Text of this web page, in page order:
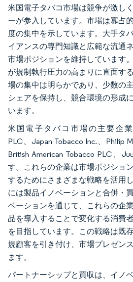
米国電子タバコ市場は競争が激し
ーが参入しています。市場は寡占
度の集中を示しています。大手タ
イアンスの専門知識と広範な流通
市場ポジションを維持しています
が規制執行圧力の高まりに直面す
場の集中は明らかであり、少数の
シェアを保持し、競合環境の形成
います。
米国電子タバコ市場の主要企業
PLC、Japan Tobacco Inc.、Philip
British American Tobacco PLC、
す。これらの企業は市場ポジショ
するためにさまざまな戦略を活用
には製品イノベーションと合併・
ベーションを通じて、これらの企
品を導入することで変化する消費
を目指しています。この戦略は既
規顧客を引き付け、市場プレゼン
ます。
パートナーシップと買収は、イノ